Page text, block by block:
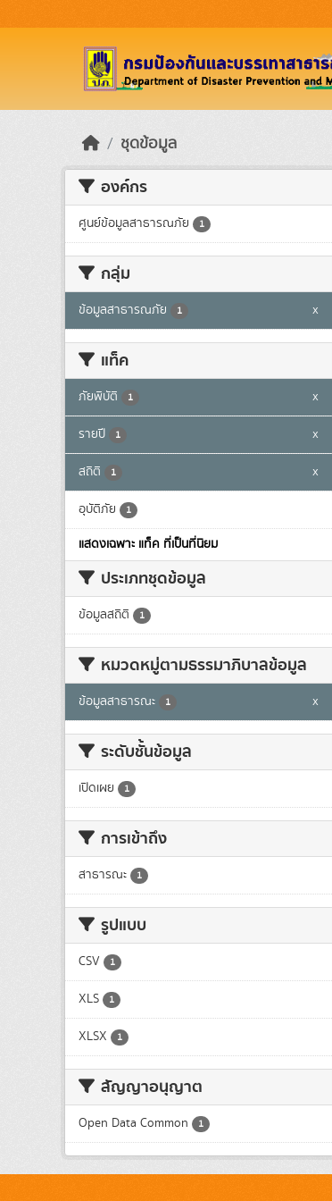
ชุดข้อมูล
องค์กร
ศูนย์ข้อมูลสาธารณภัย 1
กลุ่ม
ข้อมูลสาธารณภัย 1 x
แท็ค
ภัยพิบัติ 1 x
รายปี 1 x
สถิติ 1 x
อุบัติภัย 1
แสดงเฉพาะ แท็ค ที่เป็นที่นิยม
ประเภทชุดข้อมูล
ข้อมูลสถิติ 1
หมวดหมู่ตามธรรมาภิบาลข้อมูล
ข้อมูลสาธารณะ 1 x
ระดับชั้นข้อมูล
เปิดเผย 1
การเข้าถึง
สาธารณะ 1
รูปแบบ
CSV 1
XLS 1
XLSX 1
สัญญาอนุญาต
Open Data Common 1